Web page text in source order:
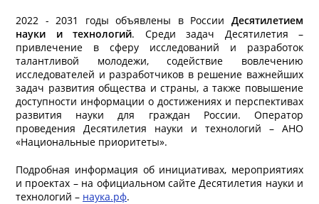
2022 - 2031 годы объявлены в России Десятилетием
науки и технологий. Среди задач Десятилетия –
привлечение в сферу исследований и разработок
талантливой молодежи, содействие вовлечению
исследователей и разработчиков в решение важнейших
задач развития общества и страны, а также повышение
доступности информации о достижениях и перспективах
развития науки для граждан России. Оператор
проведения Десятилетия науки и технологий – АНО
«Национальные приоритеты».
Подробная информация об инициативах, мероприятиях
и проектах – на официальном сайте Десятилетия науки и
технологий – наука.рф.